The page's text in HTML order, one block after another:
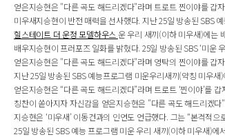
얻은지승현은 "다른 곡도 해드리겠다"라며 트로트 찐이야를 갑
미우새지승현이 반전 매력을 선사했다. 지난 25일 방송된 SBS
힐스테이트 더 운정 모델하우스 운 우리 새끼(이하 미우새)에는
배우지승현이 프러포즈 일화를 밝혔다. 25일 방송된 SBS ‘미운
얻은지승현은 "다른 곡도 해드리겠다"라며 영탁의 찐이야를 갑
지난 25일 방송된 SBS 예능프로그램 미운우리새끼(약칭 미우
얻은지승현은 “다른 곡도 해드리겠다”라며 트로트 ‘찐이야’를
칭찬이 쏟아지자 자신감을 얻은지승현은 "다른 곡도 해드리겠
지승현은 ‘미우새’ 이동건과의 인연도 언급했다. 그는 “본격적
25일 방송된 SBS 예능 프로그램 미운 우리 새끼(이하 미우새)